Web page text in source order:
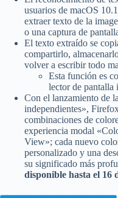
usuarios de macOS
extraer texto de la
o una captura de
El texto extraído se
compartirlo,
volver a escribir todo
Esta función es
lector de pantalla
Con el lanzamiento de
independientes»,
combinaciones de
experiencia modal
View»; cada nuevo
personalizado y una
su significado más
disponible hasta el 16